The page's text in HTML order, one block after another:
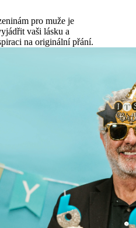
pro muže je
vaši lásku a
na originální přání.